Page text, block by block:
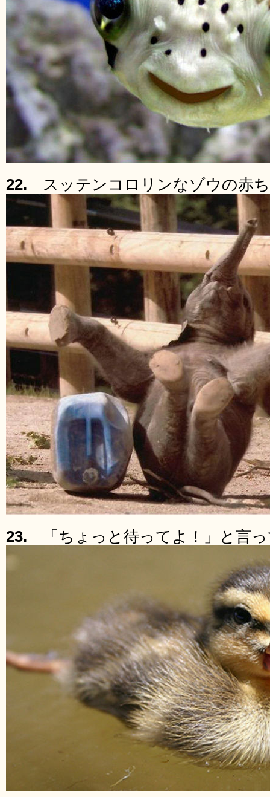
22. スッテンコロリンなゾウの赤
23. 「ちょっと待ってよ！」と言